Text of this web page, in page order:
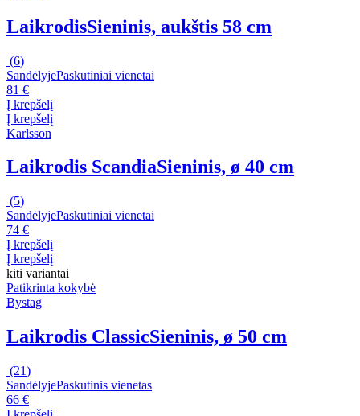
LaikrodisSieninis, aukštis 58 cm
(6)
SandėlyjePaskutiniai vienetai
81 €
Į krepšelį
Į krepšelį
Karlsson
Laikrodis ScandiaSieninis, ø 40 cm
(5)
SandėlyjePaskutiniai vienetai
74 €
Į krepšelį
Į krepšelį
kiti variantai
Patikrinta kokybė
Bystag
Laikrodis ClassicSieninis, ø 50 cm
(21)
SandėlyjePaskutinis vienetas
66 €